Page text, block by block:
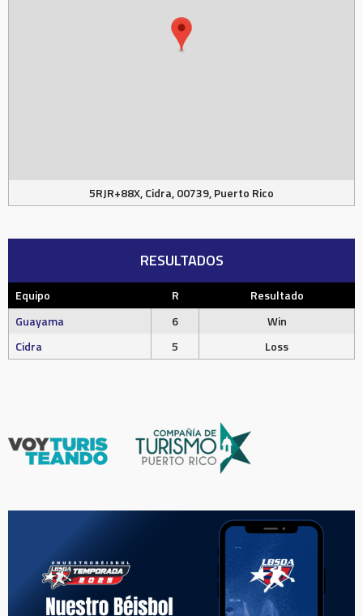
5RJR+88X, Cidra, 00739, Puerto Rico
RESULTADOS
Equipo R
Resultado
Guayama
6
Win
Cidra
5 Loss